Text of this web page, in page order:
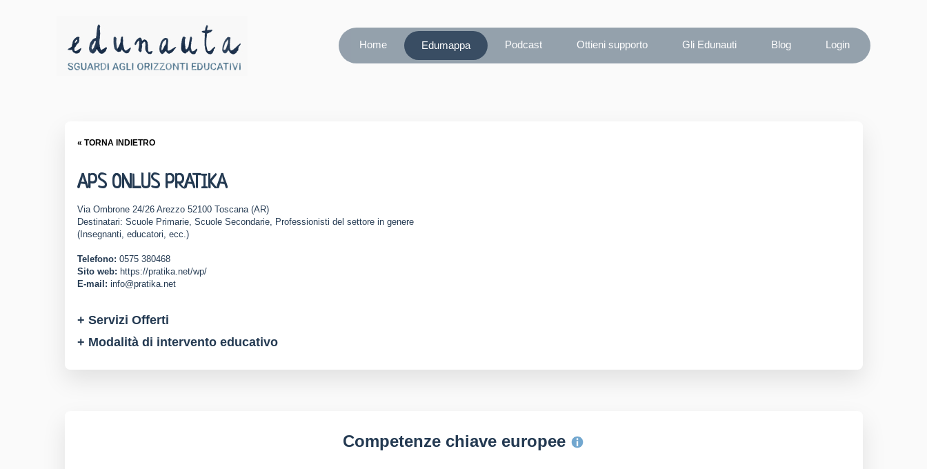
Home Edumappa Podcast Ottieni supporto Gli Edunauti Blog Login
« TORNA INDIETRO
APS ONLUS PRATIKA
Via Ombrone 24/26 Arezzo 52100 Toscana (AR)
Destinatari: Scuole Primarie, Scuole Secondarie, Professionisti del settore in genere
(Insegnanti, educatori, ecc.)
Telefono: 0575 380468
Sito web: https://pratika.net/wp/
E-mail: info@pratika.net
+ Servizi Offerti
+ Modalità di intervento educativo
Competenze chiave europee